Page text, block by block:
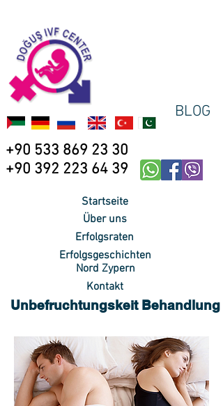
BLOG
+90 533 869 23 30
+90 392 223 64 39
Startseite
Über uns
Erfolgsraten
Erfolgsgeschichten
Nord Zypern
Kontakt
Unbefruchtungskeit Behandlung